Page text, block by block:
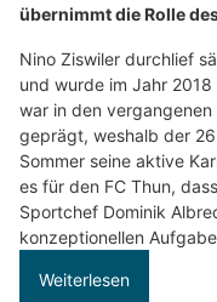
übernimmt die Rolle
Nino Ziswiler durchlief
und wurde im Jahr
war in den
geprägt, weshalb der
Sommer seine aktive
es für den FC Thun,
Sportchef Dominik
konzeptionellen
Weiterlesen